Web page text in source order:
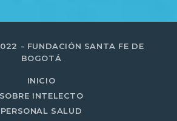
- FUNDACIÓN SANTA FE DE
BOGOTÁ
INICIO
SOBRE INTELECTO
PERSONAL SALUD